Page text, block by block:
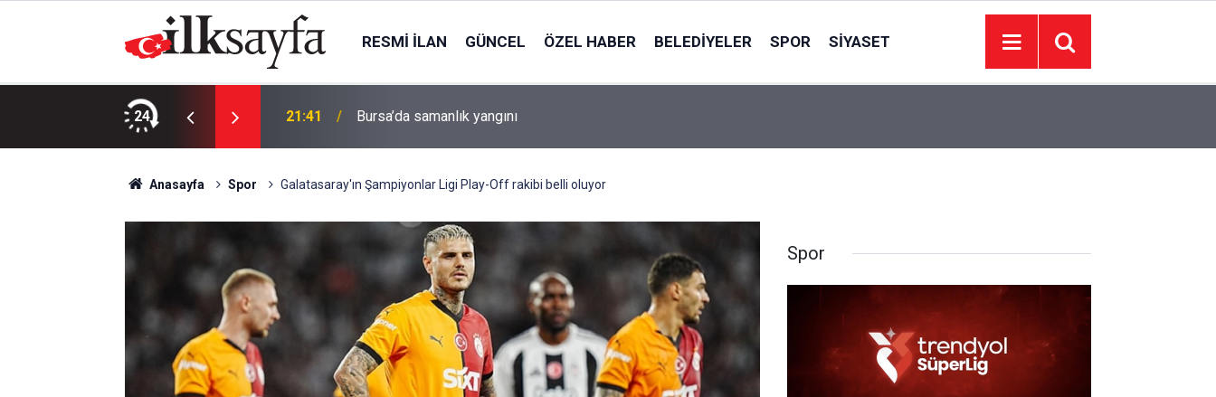
RESMI İLAN GÜNCEL ÖZEL HABER BELEDIYELER SPOR SIYASET
24
otomobil çarpıştı: 9 kişi yaralandı 21:41 Bursa’da samanlık yangını
Anasayfa Spor Galatasaray'ın Şampiyonlar Ligi Play-Off rakibi belli oluyor
Spor